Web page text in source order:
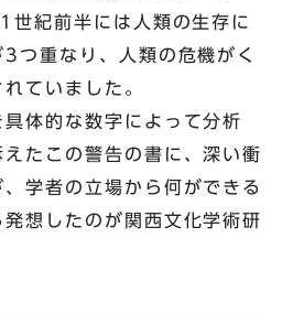
世紀前半には人類の生存に
つ重なり、人類の危機がく
ていました。
体的な数字によって分析
たこの警告の書に、深い衝
学者の立場から何ができる
想したのが関西文化学術研